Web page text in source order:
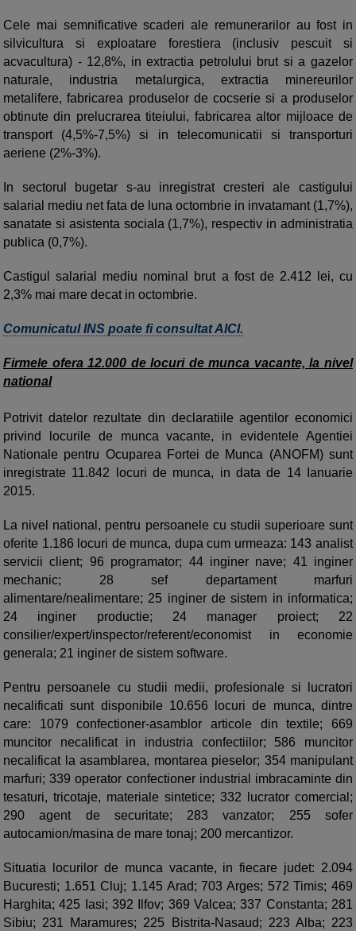
Cele mai semnificative scaderi ale remunerarilor au fost in
silvicultura si exploatare forestiera (inclusiv pescuit si
acvacultura) - 12,8%, in extractia petrolului brut si a gazelor
naturale, industria metalurgica, extractia minereurilor
metalifere, fabricarea produselor de cocserie si a produselor
obtinute din prelucrarea titeiului, fabricarea altor mijloace de
transport (4,5%-7,5%) si in telecomunicatii si transporturi
aeriene (2%-3%).
In sectorul bugetar s-au inregistrat cresteri ale castigului
salarial mediu net fata de luna octombrie in invatamant (1,7%),
sanatate si asistenta sociala (1,7%), respectiv in administratia
publica (0,7%).
Castigul salarial mediu nominal brut a fost de 2.412 lei, cu
2,3% mai mare decat in octombrie.
Comunicatul INS poate fi consultat AICI.
Firmele ofera 12.000 de locuri de munca vacante, la nivel
national
Potrivit datelor rezultate din declaratiile agentilor economici
privind locurile de munca vacante, in evidentele Agentiei
Nationale pentru Ocuparea Fortei de Munca (ANOFM) sunt
inregistrate 11.842 locuri de munca, in data de 14 Ianuarie
2015.
La nivel national, pentru persoanele cu studii superioare sunt
oferite 1.186 locuri de munca, dupa cum urmeaza: 143 analist
servicii client; 96 programator; 44 inginer nave; 41 inginer
mechanic; 28 sef departament marfuri
alimentare/nealimentare; 25 inginer de sistem in informatica;
24 inginer productie; 24 manager proiect; 22
consilier/expert/inspector/referent/economist in economie
generala; 21 inginer de sistem software.
Pentru persoanele cu studii medii, profesionale si lucratori
necalificati sunt disponibile 10.656 locuri de munca, dintre
care: 1079 confectioner-asamblor articole din textile; 669
muncitor necalificat in industria confectiilor; 586 muncitor
necalificat la asamblarea, montarea pieselor; 354 manipulant
marfuri; 339 operator confectioner industrial imbracaminte din
tesaturi, tricotaje, materiale sintetice; 332 lucrator comercial;
290 agent de securitate; 283 vanzator; 255 sofer
autocamion/masina de mare tonaj; 200 mercantizor.
Situatia locurilor de munca vacante, in fiecare judet: 2.094
Bucuresti; 1.651 Cluj; 1.145 Arad; 703 Arges; 572 Timis; 469
Harghita; 425 Iasi; 392 Ilfov; 369 Valcea; 337 Constanta; 281
Sibiu; 231 Maramures; 225 Bistrita-Nasaud; 223 Alba; 223